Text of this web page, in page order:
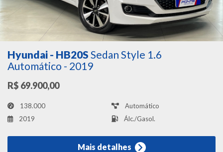
Hyundai - HB20S Sedan Style 1.6
Automático - 2019
R$ 69.900,00
138.000
Automático
2019
Álc./Gasol.
Mais detalhes